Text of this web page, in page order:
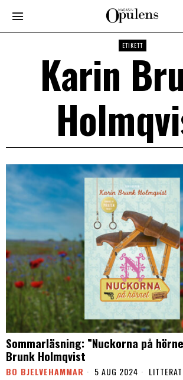
ETIKETT
Karin
Sommarläsning: ”Nuckorna på
Brunk Holmqvist
BO BJELVEHAMMAR 5 AUG 2024